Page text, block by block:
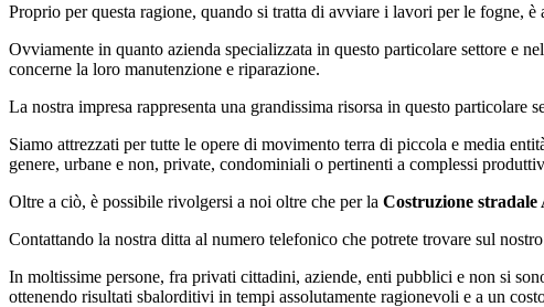
Proprio per questa ragione, quando si tratta di avviare i lavori per le fogne,
Ovviamente in quanto azienda specializzata in questo particolare settore e
concerne la loro manutenzione e riparazione.
La nostra impresa rappresenta una grandissima risorsa in questo
Siamo attrezzati per tutte le opere di movimento terra di piccola e media
genere, urbane e non, private, condominiali o pertinenti a complessi
Oltre a ciò, è possibile rivolgersi a noi oltre che per la Costruzione
Contattando la nostra ditta al numero telefonico che potrete trovare sul
In moltissime persone, fra privati cittadini, aziende, enti pubblici e non si
ottenendo risultati sbalorditivi in tempi assolutamente ragionevoli e a un